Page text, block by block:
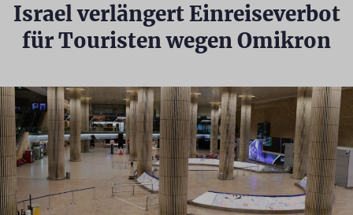
Israel verlängert Einreiseverbot
für Touristen wegen Omikron